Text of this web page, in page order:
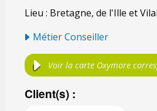
Lieu : Bretagne, de l'Ille et
Métier Conseiller
Voir la carte Oxymore
Client(s) :